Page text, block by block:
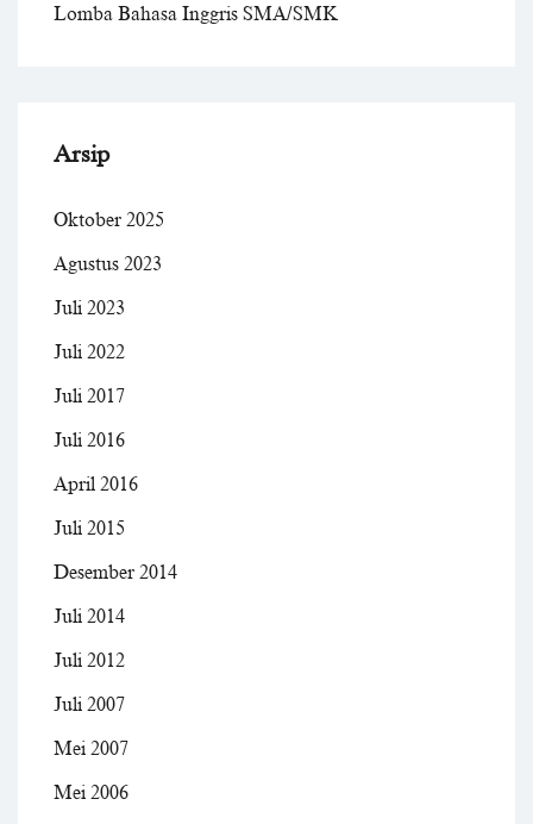
Lomba Bahasa Inggris SMA/SMK
Arsip
Oktober 2025
Agustus 2023
Juli 2023
Juli 2022
Juli 2017
Juli 2016
April 2016
Juli 2015
Desember 2014
Juli 2014
Juli 2012
Juli 2007
Mei 2007
Mei 2006